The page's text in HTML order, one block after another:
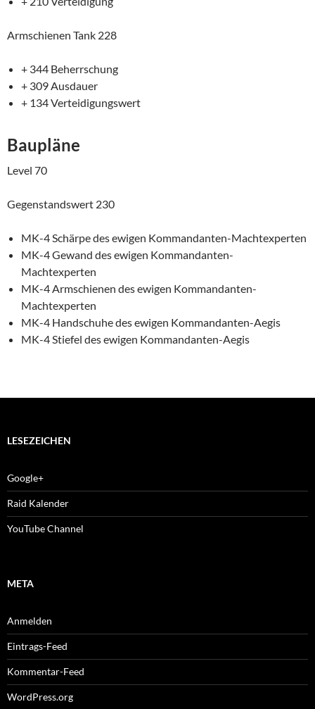
Armschienen Tank 228
+ 344 Beherrschung
+ 309 Ausdauer
+ 134 Verteidigungswert
Baupläne
Level 70
Gegenstandswert 230
MK-4 Schärpe des ewigen Kommandanten-Machtexperten
MK-4 Gewand des ewigen Kommandanten-
Machtexperten
MK-4 Armschienen des ewigen Kommandanten-
Machtexperten
MK-4 Handschuhe des ewigen Kommandanten-Aegis
MK-4 Stiefel des ewigen Kommandanten-Aegis
LESEZEICHEN
Google+
Raid Kalender
YouTube Channel
META
Anmelden
Eintrags-Feed
Kommentar-Feed
WordPress.org